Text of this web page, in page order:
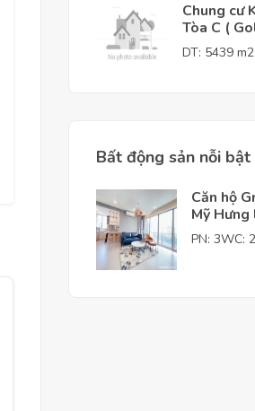
Chung cư
Tòa C (
Tower )
DT: 5439 m2
Bất động sản nỗi bật
Căn hộ
Mỹ
thuê giá
PN: 3WC: 2